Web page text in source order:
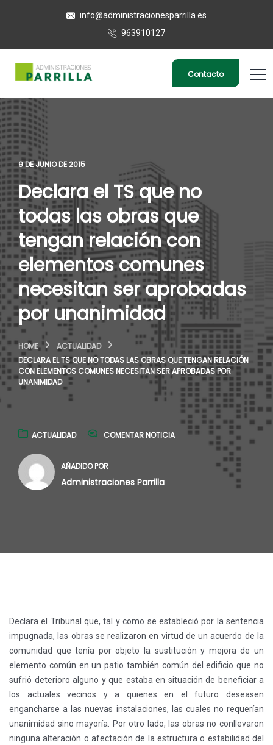
info@administracionesparrilla.es
963910127
Contacto
9 DE JUNIO DE 2015
Declara el TS que no
todas las obras que
tengan relación con
elementos comunes
necesitan ser aprobadas
por unanimidad
HOME
ACTUALIDAD
DECLARA EL TS QUE NO TODAS LAS OBRAS QUE TENGAN RELACIÓN
CON ELEMENTOS COMUNES NECESITAN SER APROBADAS POR
UNANIMIDAD
ACTUALIDAD COMENTAR NOTICIA
AÑADIDO POR
Administraciones Parrilla
Declara el Tribunal que, tal y como se estableció por la sentencia
impugnada, las obras se realizaron en virtud de un acuerdo de la
comunidad que tenía por objeto la sustitución y mejora de un
elemento común en un patio también común del edificio que no
sufrió deterioro alguno y que estaba en situación de beneficiar a
los actuales vecinos y a quienes en el futuro deseasen
engancharse a las nuevas instalaciones, las cuales no requerían
unanimidad sino mayoría. Por otro lado, las obras no conllevaron
ninguna alteración o afectación de la estructura o estabilidad del